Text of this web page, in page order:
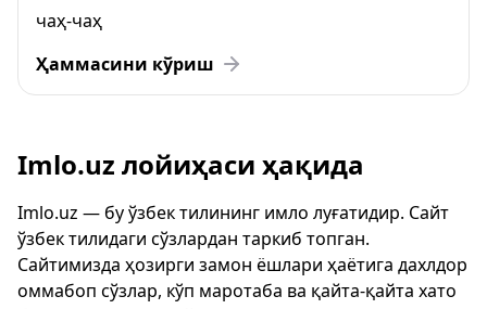
чаҳ-чаҳ
Ҳаммасини кўриш
Imlo.uz лойиҳаси ҳақида
Imlo.uz — бу ўзбек тилининг имло луғатидир. Сайт
ўзбек тилидаги сўзлардан таркиб топган.
Сайтимизда ҳозирги замон ёшлари ҳаётига дахлдор
оммабоп сўзлар, кўп маротаба ва қайта-қайта хато